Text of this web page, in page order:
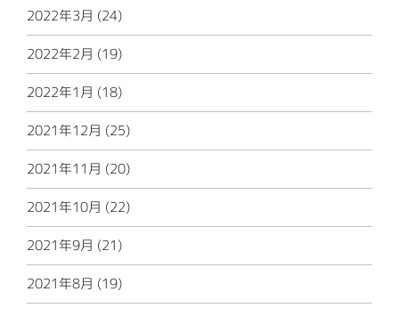
2022年3月 (24)
2022年2月 (19)
2022年1月 (18)
2021年12月 (25)
2021年11月 (20)
2021年10月 (22)
2021年9月 (21)
2021年8月 (19)